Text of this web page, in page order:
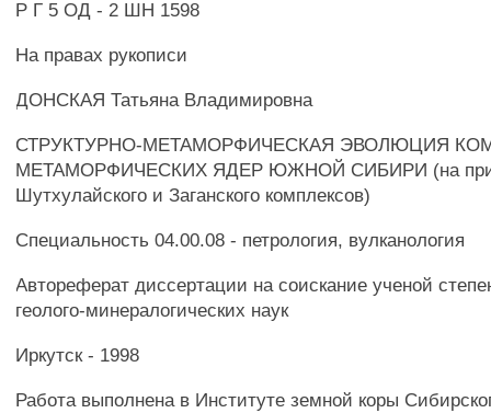
Р Г 5 ОД - 2 ШН 1598
На правах рукописи
ДОНСКАЯ Татьяна Владимировна
СТРУКТУРНО-МЕТАМОРФИЧЕСКАЯ ЭВОЛЮЦИЯ
МЕТАМОРФИЧЕСКИХ ЯДЕР ЮЖНОЙ СИБИРИ (на
Шутхулайского и Заганского комплексов)
Специальность 04.00.08 - петрология, вулканология
Автореферат диссертации на соискание ученой
геолого-минералогических наук
Иркутск - 1998
Работа выполнена в Институте земной коры